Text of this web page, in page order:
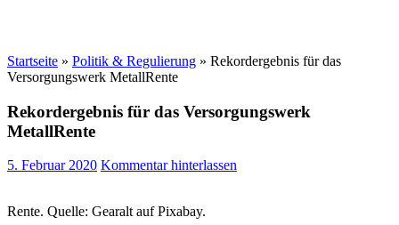
Startseite » Politik & Regulierung » Rekordergebnis für das
Versorgungswerk MetallRente
Rekordergebnis für das Versorgungswerk
MetallRente
5. Februar 2020 Kommentar hinterlassen
Rente. Quelle: Gearalt auf Pixabay.